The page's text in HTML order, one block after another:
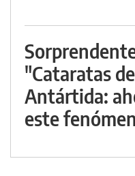
"Cataratas
Antártida:
este